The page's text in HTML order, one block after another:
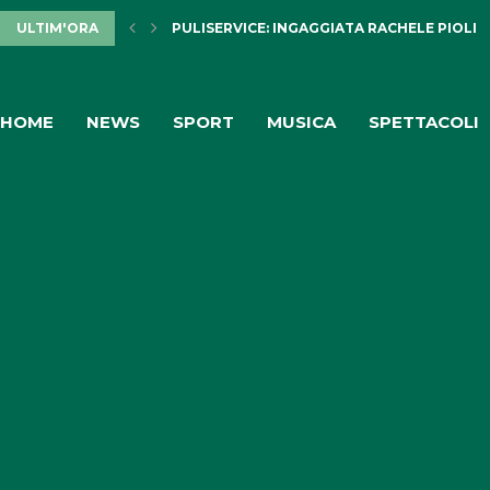
ULTIM'ORA PULISERVICE: INGAGGIATA RACHELE PIOLI
HOME NEWS SPORT MUSICA SPETTACOLI